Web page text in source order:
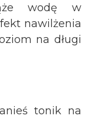
wodę w
nawilżenia
na długi
tonik na